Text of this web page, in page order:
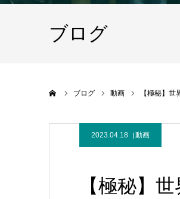
ブログ
ブログ 動画 【極秘】
2023.04.18 動画
【極秘】